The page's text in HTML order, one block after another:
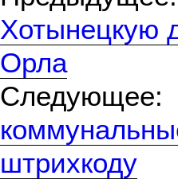
Хотынецкую
Орла
штрихкоду